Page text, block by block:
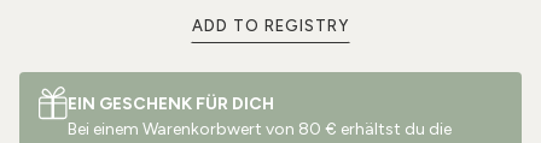
ADD TO REGISTRY
EIN GESCHENK FÜR DICH
Bei einem Warenkorbwert von 80 € erhältst du die